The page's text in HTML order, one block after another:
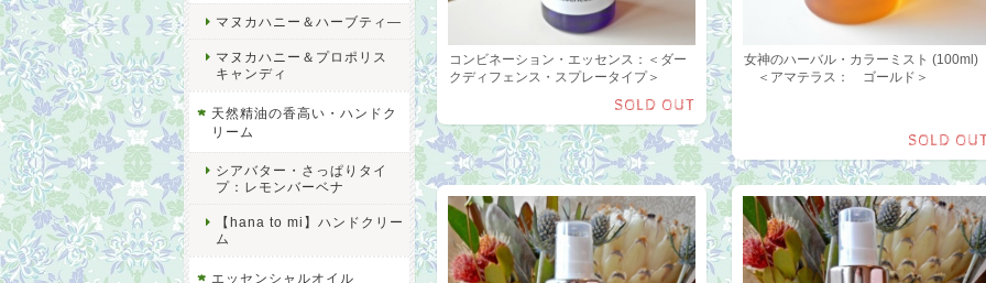
コンビネーション・エッセンス：＜ダー
クディフェンス・スプレータイプ＞
SOLD OUT
女神のハーバル・カラーミスト (100ml)
＜アマテラス： ゴールド＞
SOLD
マヌカハニー＆ハーブティ―
マヌカハニー＆プロポリス
キャンディ
天然精油の香高い・ハンドク
リーム
シアバター・さっぱりタイ
プ：レモンバーベナ
【hana to mi】ハンドクリー
ム
エッセンシャルオイル